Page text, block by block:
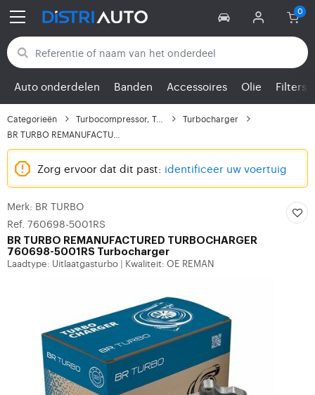
Terug naar categorieën
Auto onderdelen Banden Accessoires Olie Filters
Categorieën Turbocompressor, Turbo
Turbocharger
Zorg ervoor dat dit past: identificeer uw voertuig
Merk: BR TURBO
Ref. 760698-5001RS
BR TURBO REMANUFACTURED TURBOCHARGER
760698-5001RS Turbocharger
Laadtype: Uitlaatgasturbo Kwaliteit: OE REMAN